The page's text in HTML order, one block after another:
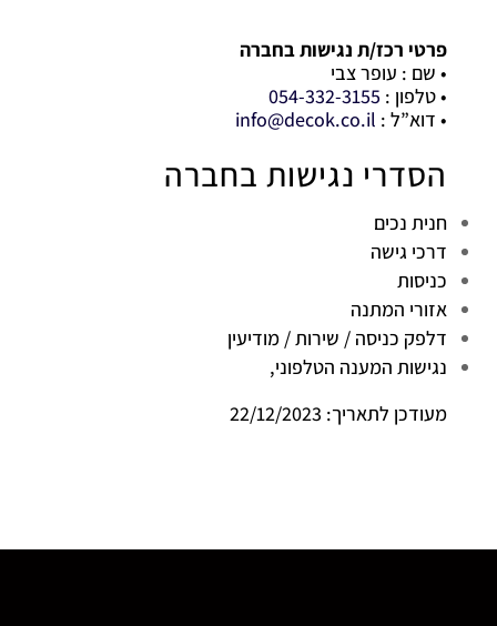
פרטי רכז/ת נגישות בחברה
• שם : עופר צבי
• טלפון : 054-332-3155
• דוא”ל : info@decok.co.il
הסדרי נגישות בחברה
חנית נכים
דרכי גישה
כניסות
אזורי המתנה
דלפק כניסה / שירות / מודיעין
נגישות המענה הטלפוני,
מעודכן לתאריך: 22/12/2023